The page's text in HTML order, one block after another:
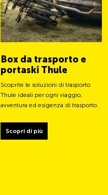
Box da trasporto e
portaski Thule
Scoprite le soluzioni di trasporto
Thule ideali per ogni viaggio,
avventura ed esigenza di trasporto.
Scopri di più